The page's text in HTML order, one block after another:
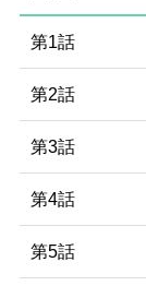
第1話
第2話
第3話
第4話
第5話